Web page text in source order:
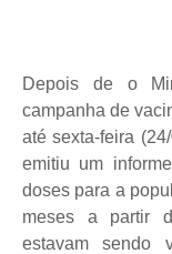
Depois de o
campanha de
até sexta-feira
emitiu um
doses para a
meses a partir
estavam sendo